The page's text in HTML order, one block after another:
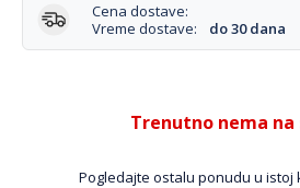
Cena dostave:
Vreme dostave:
do 30 dana
Trenutno nema
Pogledajte ostalu ponudu u istoj